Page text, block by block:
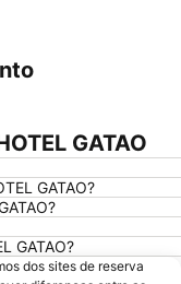
GATAO
GATAO?
GATAO?
dos sites de reserva